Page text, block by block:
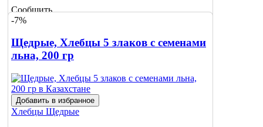
Сообщить
о наличии
-7%
Щедрые, Хлебцы 5 злаков с семенами
льна, 200 гр
Добавить в избранное
Хлебцы Щедрые